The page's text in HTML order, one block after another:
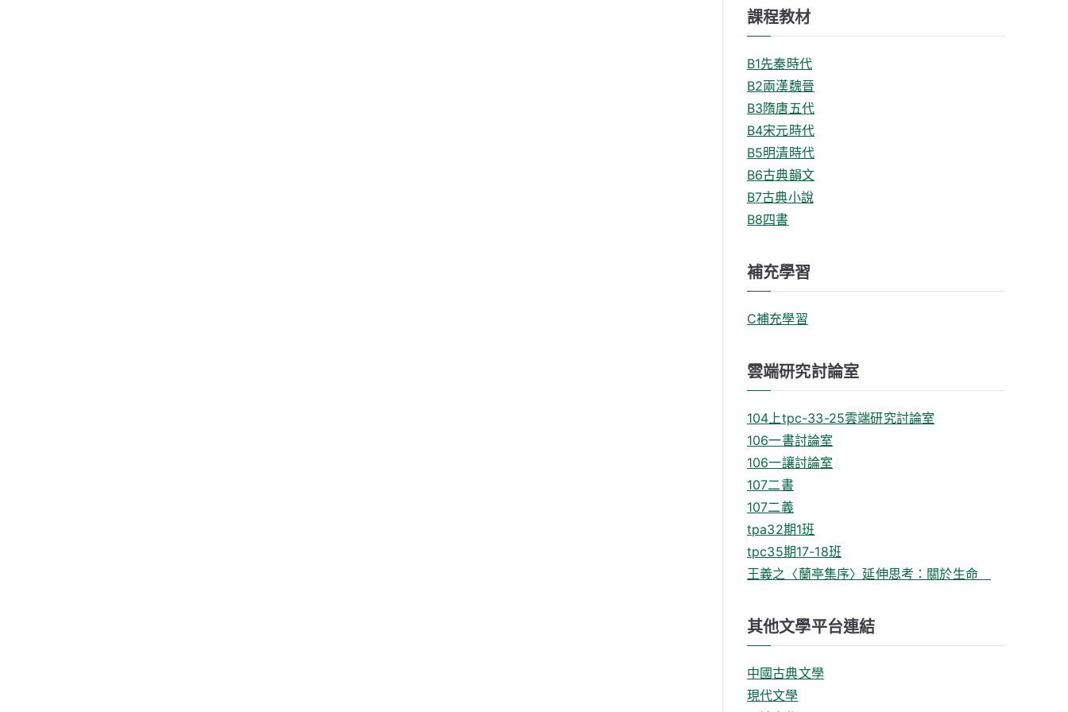
課程教材
B1先秦時代
B2兩漢魏晉
B3隋唐五代
B4宋元時代
B5明清時代
B6古典韻文
B7古典小說
B8四書
補充學習
C補充學習
雲端研究討論室
104上tpc-33-25雲端研究討論室
106一書討論室
106一讓討論室
107二書
107二義
tpa32期1班
tpc35期17-18班
王義之〈蘭亭集序〉延伸思考：關於生命
其他文學平台連結
中國古典文學
現代文學